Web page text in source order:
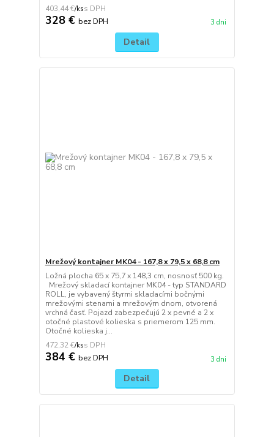
403,44 €/ks
328 € bez DPH 3 dni
Detail
Mrežový kontajner MK04 - 167,8 x 79,5 x 68,8 cm
Ložná plocha 65 x 75,7 x 148,3 cm, nosnosť 500 kg.
Mrežový skladací kontajner MK04 - typ STANDARD
ROLL, je vybavený štyrmi skladacími bočnými
mrežovými stenami a mrežovým dnom, otvorená
vrchná časť. Pojazd zabezpečujú 2 x pevné a 2 x
otočné plastové kolieska s priemerom 125 mm.
Otočné kolieska j...
472,32 €/ks
384 € bez DPH 3 dni
Detail